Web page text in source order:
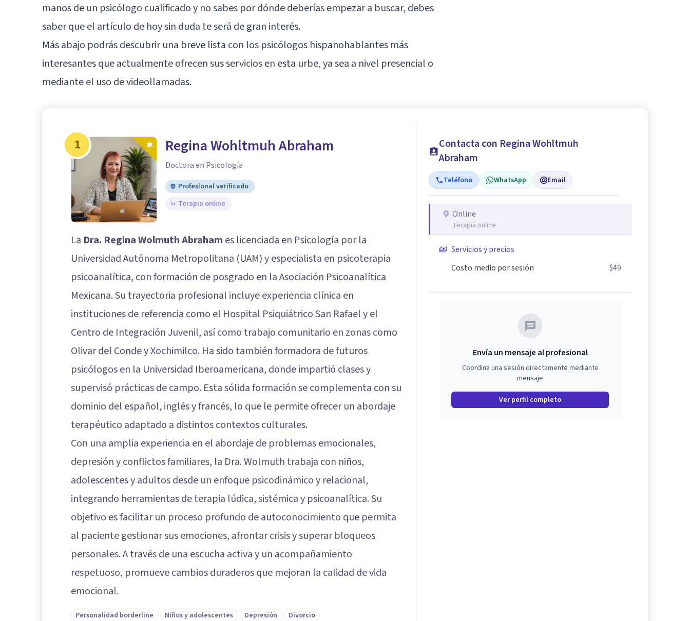
manos de un psicólogo cualificado y no sabes por dónde deberías empezar a buscar, debes
saber que el artículo de hoy sin duda te será de gran interés.
Más abajo podrás descubrir una breve lista con los psicólogos hispanohablantes más
interesantes que actualmente ofrecen sus servicios en esta urbe, ya sea a nivel presencial o
mediante el uso de videollamadas.
1 Regina Wohltmuh Abraham
Doctora en Psicología
Profesional verificado
Terapia online
La Dra. Regina Wolmuth Abraham es licenciada en Psicología por la
Universidad Autónoma Metropolitana (UAM) y especialista en psicoterapia
psicoanalítica, con formación de posgrado en la Asociación Psicoanalítica
Mexicana. Su trayectoria profesional incluye experiencia clínica en
instituciones de referencia como el Hospital Psiquiátrico San Rafael y el
Centro de Integración Juvenil, así como trabajo comunitario en zonas como
Olivar del Conde y Xochimilco. Ha sido también formadora de futuros
psicólogos en la Universidad Iberoamericana, donde impartió clases y
supervisó prácticas de campo. Esta sólida formación se complementa con su
dominio del español, inglés y francés, lo que le permite ofrecer un abordaje
terapéutico adaptado a distintos contextos culturales.
Con una amplia experiencia en el abordaje de problemas emocionales,
depresión y conflictos familiares, la Dra. Wolmuth trabaja con niños,
adolescentes y adultos desde un enfoque psicodinámico y relacional,
integrando herramientas de terapia lúdica, sistémica y psicoanalítica. Su
objetivo es facilitar un proceso profundo de autoconocimiento que permita
al paciente gestionar sus emociones, afrontar crisis y superar bloqueos
personales. A través de una escucha activa y un acompañamiento
respetuoso, promueve cambios duraderos que mejoran la calidad de vida
emocional.
Personalidad borderline Niños y adolescentes Depresión
Divorcio
Contacta con Regina Wohltmuh
Abraham
Teléfono WhatsApp Email
Online
Terapia online
Servicios y precios
Costo medio por sesión
$49
Envía un mensaje al profesional
Coordina una sesión directamente mediante
mensaje
Ver perfil completo